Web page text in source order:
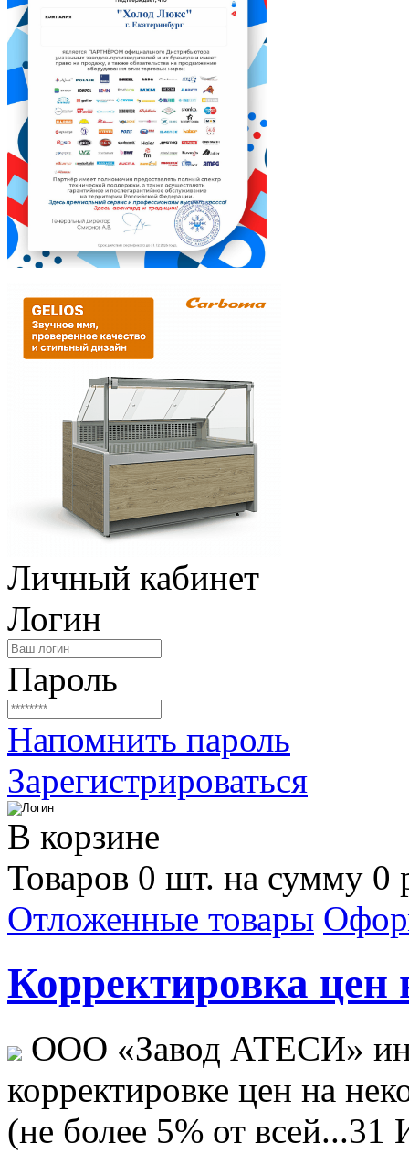
Личный кабинет
Логин
Пароль
Напомнить пароль
Зарегистрироваться
В корзине
Товаров 0 шт. на сумму 0
Отложенные товары
Корректировка цен
ООО «Завод АТЕСИ»
корректировке цен на
(не более 5% от всей...31